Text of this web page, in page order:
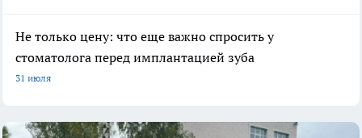
Не только цену: что еще важно спросить у
стоматолога перед имплантацией зуба
31 июля